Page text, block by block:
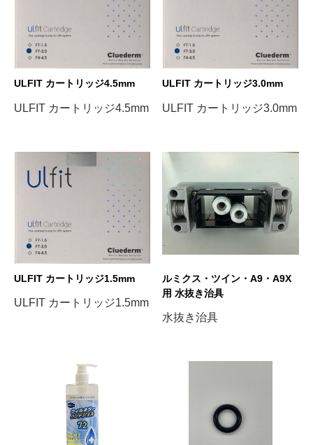
ULFIT カートリッジ4.5mm
ULFIT カートリッジ4.5mm
ULFIT カートリッジ3.0mm
ULFIT カートリッジ3.0mm
ULFIT カートリッジ1.5mm
ULFIT カートリッジ1.5mm
ルミクス・ツイン・A9・A9X
用 水抜き治具
水抜き治具